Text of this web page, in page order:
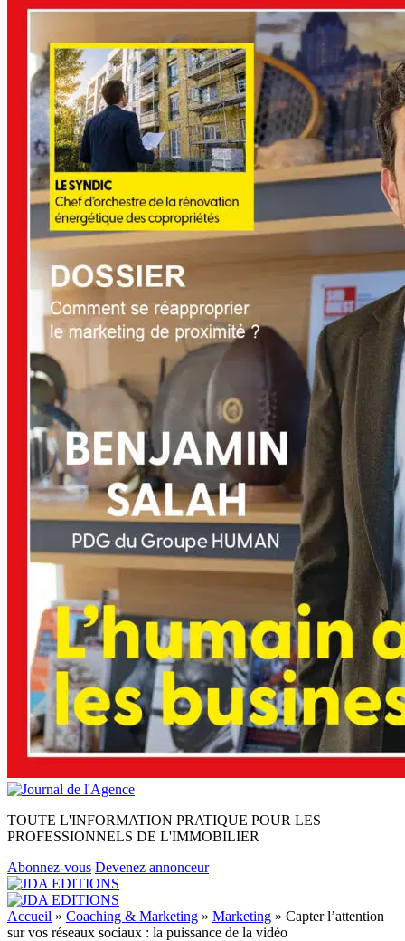
TOUTE L'INFORMATION PRATIQUE POUR LES
PROFESSIONNELS DE L'IMMOBILIER
Abonnez-vous Devenez annonceur
Accueil » Coaching & Marketing » Marketing » Capter l’attention
sur vos réseaux sociaux : la puissance de la vidéo